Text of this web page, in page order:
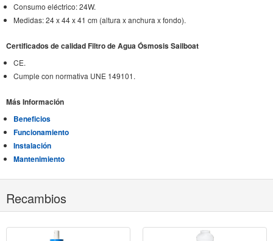
Consumo eléctrico: 24W.
Medidas: 24 x 44 x 41 cm (altura x anchura x fondo).
Certificados de calidad Filtro de Agua Ósmosis Sailboat
CE.
Cumple con normativa UNE 149101.
Más Información
Beneficios
Funcionamiento
Instalación
Mantenimiento
Recambios